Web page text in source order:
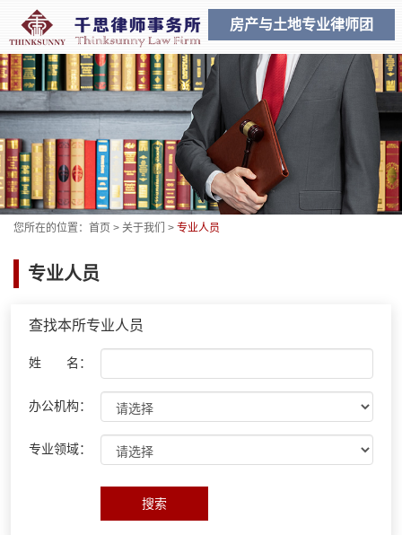
房产与土地专业律师团
您所在的位置： 首页 > 关于我们 > 专业人员
专业人员
查找本所专业人员
姓 名：
办公机构：
专业领域：
搜索